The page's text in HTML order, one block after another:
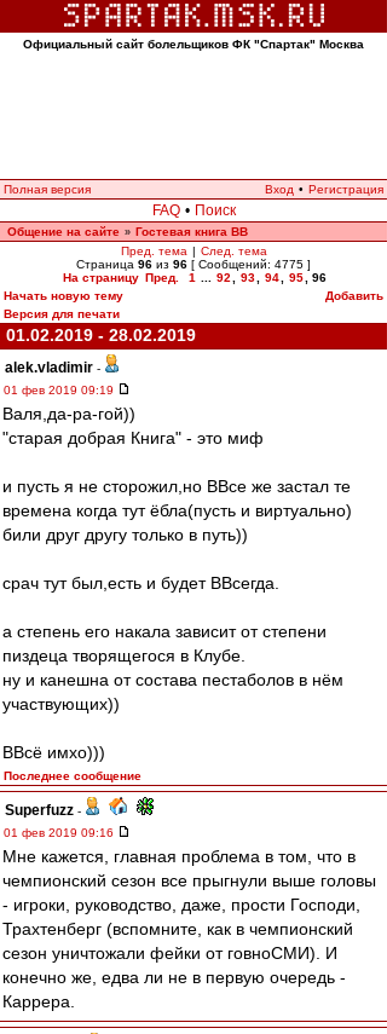
Официальный сайт болельщиков ФК "Спартак" Москва
Полная версия Вход • Регистрация
FAQ • Поиск
Общение на сайте » Гостевая книга ВВ
Пред. тема | След. тема
Страница 96 из 96 [ Сообщений: 4775 ]
На страницу Пред. 1 92 93 94 95
96
Начать новую тему
Добавить
Версия для печати
01.02.2019 - 28.02.2019
alek.vladimir -
01 фев 2019 09:19
Валя,да-ра-гой))
"старая добрая Книга" - это миф
и пусть я не сторожил,но ВВсе же застал те
времена когда тут ёбла(пусть и виртуально)
били друг другу только в путь))
срач тут был,есть и будет ВВсегда.
а степень его накала зависит от степени
пиздеца творящегося в Клубе.
ну и канешна от состава пестаболов в нём
участвующих))
ВВсё имхо)))
Последнее сообщение
Superfuzz -
01 фев 2019 09:16
Мне кажется, главная проблема в том, что в
чемпионский сезон все прыгнули выше головы
- игроки, руководство, даже, прости Господи,
Трахтенберг (вспомните, как в чемпионский
сезон уничтожали фейки от говноСМИ). И
конечно же, едва ли не в первую очередь -
Каррера.